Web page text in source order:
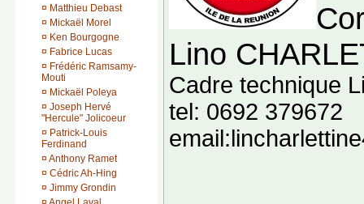
¤ Matthieu Debast
¤ Mickaël Morel
¤ Ken Bourgogne
¤ Fabrice Lucas
¤ Frédéric Ramsamy-
Mouti
¤ Mickaël Poleya
¤ Joseph Hervé
"Hercule" Jolicoeur
¤ Patrick-Louis
Ferdinand
¤ Anthony Ramet
¤ Cédric Ah-Hing
¤ Jimmy Grondin
Lino
Cadre technique
tel: 0692 379672